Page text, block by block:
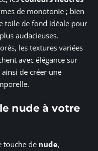
de monotonie ; bien
toile de fond idéale pour
audacieuses.
les textures variées
avec élégance sur
de créer une
nude à votre
touche de nude,